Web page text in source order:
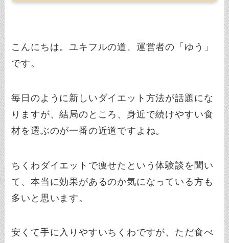
こんにちは。ユキフルの道、運営者の「ゆう」
です。
毎日のように新しいダイエット方法が話題にな
りますが、結局のところ、身近で続けやすい食
材を選ぶのが一番の近道ですよね。
ちくわダイエットで痩せたという体験談を聞い
て、本当に効果があるのか気になっている方も
多いと思います。
安くて手に入りやすいちくわですが、ただ食べ